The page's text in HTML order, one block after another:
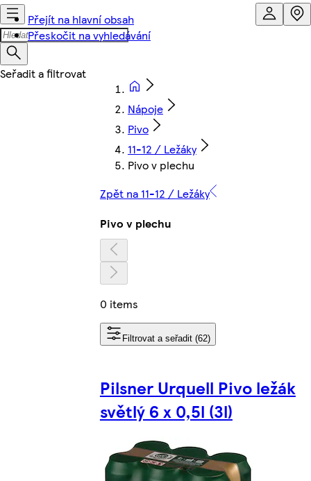
Přejít na hlavní obsah
Přeskočit na vyhledávání
Nápoje
Pivo
11-12 / Ležáky
Pivo v plechu
Zpět na 11-12 / Ležáky
Pivo v plechu
0 items
Filtrovat a seřadit (62)
Pilsner Urquell Pivo ležák
světlý 6 x 0,5l (3l)